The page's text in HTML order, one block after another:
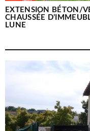
EXTENSION BÉTON/
CHAUSSÉE
LUNE